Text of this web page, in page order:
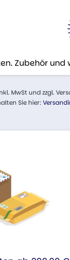
Zubehör
MwSt und zzgl.
Sie hier: